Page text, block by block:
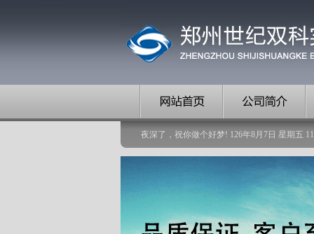
夜深了，祝你做个好梦! 126年8月 7 日 星期五 11